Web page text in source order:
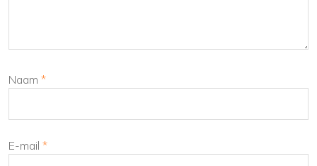
Naam *
E-mail *